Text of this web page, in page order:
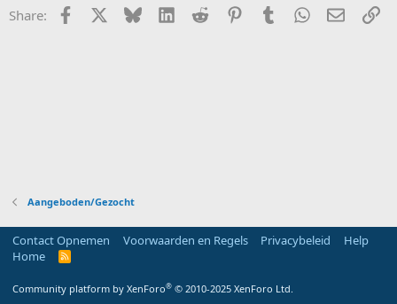
Share: Facebook Bluesky LinkedInReddit PinterestTumblrWhatsApp
E-mail
Aangeboden/Gezocht
Contact Opnemen Voorwaarden en Regels Privacybeleid
Help
Home
R
Community platform by XenForo® © 2010-2025 XenForo Ltd.